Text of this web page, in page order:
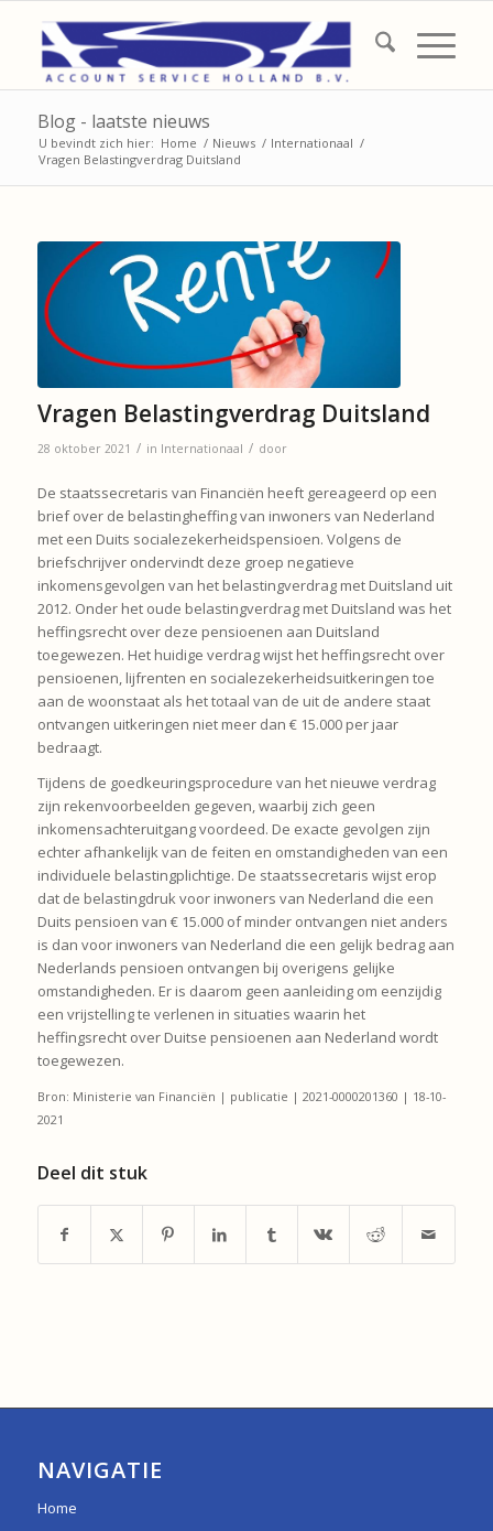
Blog - laatste nieuws
U bevindt zich hier: Home / Nieuws / Internationaal /
Vragen Belastingverdrag Duitsland
Vragen Belastingverdrag Duitsland
28 oktober 2021 / in Internationaal / door
De staatssecretaris van Financiën heeft gereageerd op een
brief over de belastingheffing van inwoners van Nederland
met een Duits socialezekerheidspensioen. Volgens de
briefschrijver ondervindt deze groep negatieve
inkomensgevolgen van het belastingverdrag met Duitsland uit
2012. Onder het oude belastingverdrag met Duitsland was het
heffingsrecht over deze pensioenen aan Duitsland
toegewezen. Het huidige verdrag wijst het heffingsrecht over
pensioenen, lijfrenten en socialezekerheidsuitkeringen toe
aan de woonstaat als het totaal van de uit de andere staat
ontvangen uitkeringen niet meer dan € 15.000 per jaar
bedraagt.
Tijdens de goedkeuringsprocedure van het nieuwe verdrag
zijn rekenvoorbeelden gegeven, waarbij zich geen
inkomensachteruitgang voordeed. De exacte gevolgen zijn
echter afhankelijk van de feiten en omstandigheden van een
individuele belastingplichtige. De staatssecretaris wijst erop
dat de belastingdruk voor inwoners van Nederland die een
Duits pensioen van € 15.000 of minder ontvangen niet anders
is dan voor inwoners van Nederland die een gelijk bedrag aan
Nederlands pensioen ontvangen bij overigens gelijke
omstandigheden. Er is daarom geen aanleiding om eenzijdig
een vrijstelling te verlenen in situaties waarin het
heffingsrecht over Duitse pensioenen aan Nederland wordt
toegewezen.
Bron: Ministerie van Financiën | publicatie | 2021-0000201360 | 18-10-
2021
Deel dit stuk
NAVIGATIE
Home